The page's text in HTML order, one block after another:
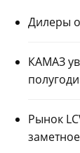
Дилеры
КАМАЗ
Рынок